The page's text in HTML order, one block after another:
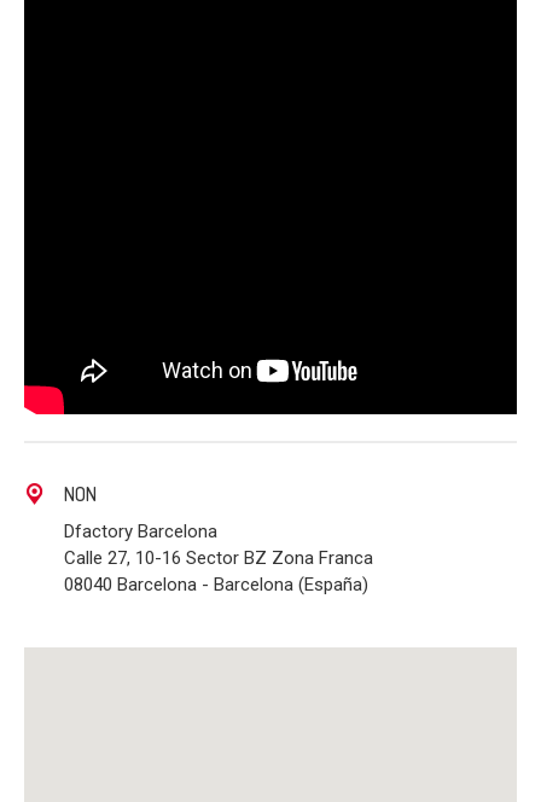
NON
Dfactory Barcelona
Calle 27, 10-16 Sector BZ Zona Franca
08040 Barcelona - Barcelona (España)